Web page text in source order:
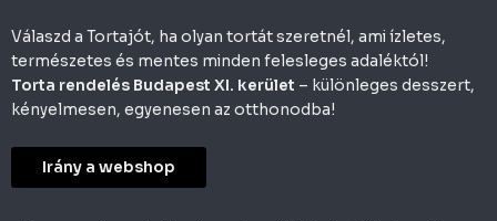
Válaszd a Tortajót, ha olyan tortát szeretnél, ami ízletes,
természetes és mentes minden felesleges adaléktól!
Torta rendelés Budapest XI. kerület – különleges desszert,
kényelmesen, egyenesen az otthonodba!
Irány a webshop